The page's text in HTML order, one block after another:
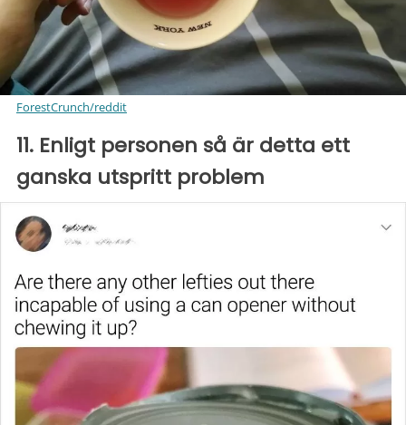
ForestCrunch/reddit
11. Enligt personen så är detta ett
ganska utspritt problem